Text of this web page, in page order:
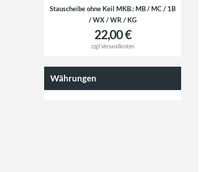
Stauscheibe ohne Keil MKB.: MB / MC / 1B
/ WX / WR / KG
22,00 €
zzgl.Versandkosten
Währungen